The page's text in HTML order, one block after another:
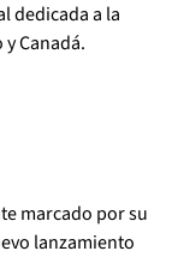
dedicada a la
Canadá.
marcado por su
lanzamiento